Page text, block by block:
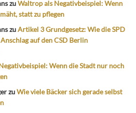
zuWaltrop als Negativbeispiel: Wenn
statt zu pflegen
zuArtikel 3 Grundgesetz: Wie die SPD
auf den CSD Berlin
Wenn die Stadt nur noch
zuWie viele Bäcker sich gerade selbst